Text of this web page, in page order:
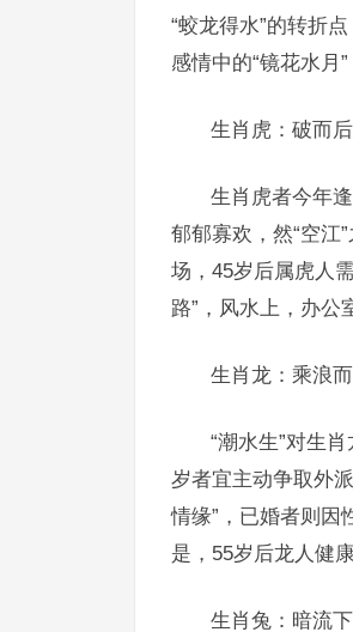
“蛟龙得水”的转折
感情中的“镜花水月
生肖虎：破而
生肖虎者今年
郁郁寡欢，然“空江
场，45岁后属虎人
路”，风水上，办公
生肖龙：乘浪
“潮水生”对生
岁者宜主动争取外
情缘”，已婚者则因
是，55岁后龙人健
生肖兔：暗流